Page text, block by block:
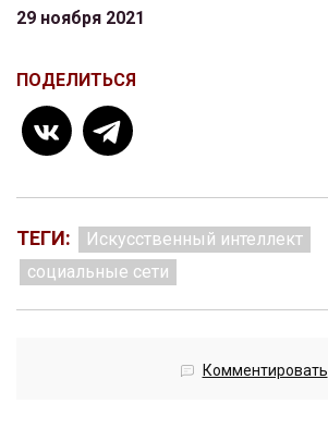
29 ноября 2021
ПОДЕЛИТЬСЯ
ТЕГИ:
Искусственный интеллект
социальные сети
Комментировать